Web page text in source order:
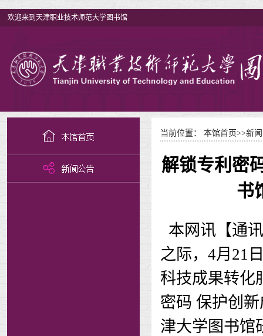
欢迎来到天津职业技术师范大学图书馆
当前位置： 本馆首页>>新
解锁专利密
书
本网讯【通
之际，4月21
科技成果转化
密码 保护创
津大学图书馆